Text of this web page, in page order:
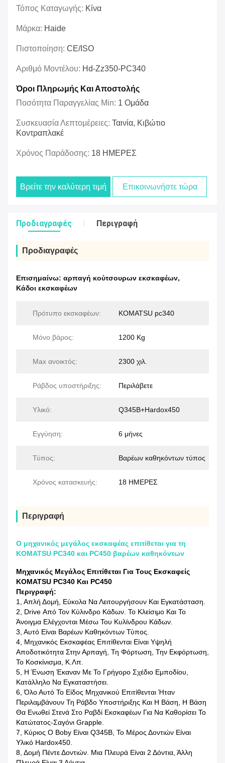
Τόπος Καταγωγής: Κίνα
Μάρκα: Haide
Πιστοποίηση: CE/ISO
Αριθμό Μοντέλου: Hd-Zz350-PC340
Όροι Πληρωμής Και Αποστολής
Ποσότητα Παραγγελίας Min: 1 Ομάδα
Συσκευασία Λεπτομέρειες: Ταινία, Κιβώτιο
Κοντραπλακέ
Χρόνος Παράδοσης: 18 ΗΜΕΡΕΣ
Βρείτε την καλύτερη τιμή Επικοινωνήστε τώρα
Προδιαγραφές Περιγραφή
Προδιαγραφές
Επισημαίνω: αρπαγή κούτσουρων εκσκαφέων,
Κάδοι εκσκαφέων
Πρότυπο εκσκαφέων: KOMATSU pc340
Μόνο βάρος: 1200 Kg
Max ανοικτός: 2300 χιλ.
Ράβδος υποστήριξης: Περιλάβετε
Υλικό: Q345B+Hardox450
Εγγύηση: 6 μήνες
Τύπος: Βαρέων καθηκόντων τύπος
Χρόνος κατασκευής: 18 ΗΜΕΡΕΣ
Περιγραφή
Ο μηχανικός μεγάλος εκσκαφέας επιτίθεται για τη
KOMATSU PC340 και PC450 βαρέων καθηκόντων
Μηχανικός Μεγάλος Επιτίθεται Για Τους Εκσκαφείς
KOMATSU PC340 Και PC450
Περιγραφή:
1, Απλή Δομή, Εύκολα Να Λειτουργήσουν Και Εγκατάσταση.
2, Drive Από Τον Κύλινδρο Κάδων. Το Κλείσιμο Και Το
Άνοιγμα Ελέγχονται Μέσω Του Κυλίνδρου Κάδων.
3, Αυτό Είναι Βαρέων Καθηκόντων Τύπος.
4, Μηχανικός Εκσκαφέας Επιτίθενται Είναι Υψηλή
Αποδοτικότητα Στην Αρπαγή, Τη Φόρτωση, Την Εκφόρτωση,
Το Κοσκίνισμα, Κ.λπ.
5, Η Ένωση Έκαναν Με Το Γρήγορο Σχέδιο Εμποδίου,
Κατάλληλο Να Εγκαταστήσει.
6, Όλο Αυτό Το Είδος Μηχανικού Επιτίθενται Ήταν
Περιλαμβάνουν Τη Ράβδο Υποστήριξης Και Η Βάση, Η Βάση
Θα Ενωθεί Στενά Στο Ραβδί Εκσκαφέων Για Να Καθορίσει Το
Κατώτατος-Σαγόνι Grapple.
7, Κύριος Ο Boby Είναι Q345B, Το Μέρος Δοντιών Είναι
Υλικό Hardox450.
8, Δομή Πέντε Δοντιών. Μια Πλευρά Είναι 2 Δόντια, Άλλη